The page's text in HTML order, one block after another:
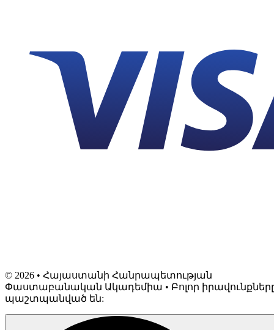
© 2026 • Հայաստանի Հանրապետության
Փաստաբանական Ակադեմիա • Բոլոր
պաշտպանված են: